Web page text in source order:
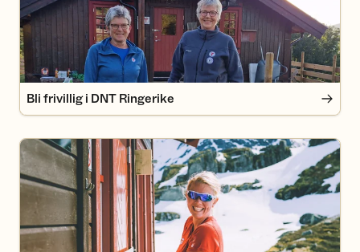
Bli frivillig i DNT Ringerike
Bli medlem